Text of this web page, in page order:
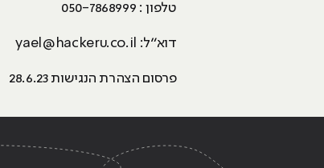
טלפון : 050-7868999
דוא”ל: yael@hackeru.co.il
פרסום הצהרת הנגישות 28.6.23